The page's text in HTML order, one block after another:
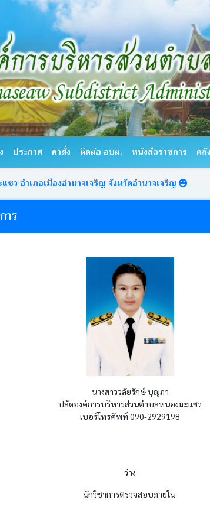
ประกาศ คำสั่ง ติดต่อ อบต. หนังสือราชการ คลั
อำนาจเจริญ จังหวัดอำนาจเจริญ
าร
นางสาววลัยรักษ์ บุญภา
ปลัดองค์การบริหารส่วนตำบลหนองมะแซว
เบอร์โทรศัพท์ 090-2929198
ว่าง
นักวิชาการตรวจสอบภายใน